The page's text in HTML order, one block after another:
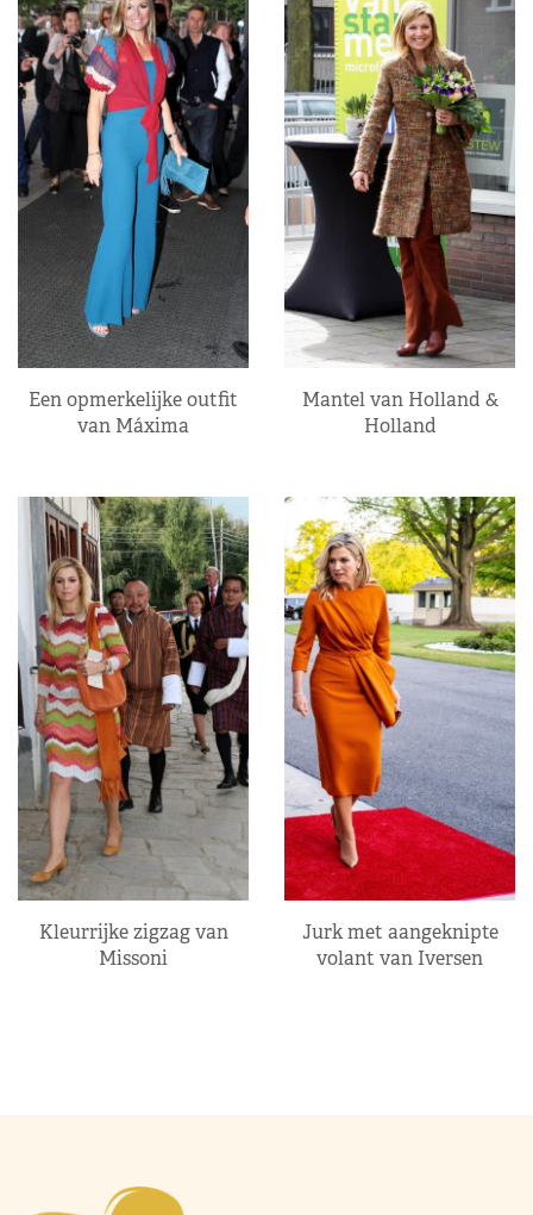
Een opmerkelijke outfit
van Máxima
Mantel van Holland &
Holland
Kleurrijke zigzag van
Missoni
Jurk met aangeknipte
volant van Iversen